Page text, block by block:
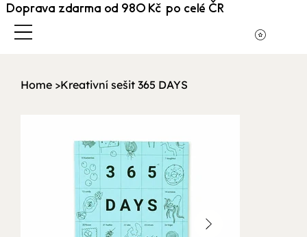
Doprava zdarma od 980 Kč po celé ČR
Home >Kreativní sešit 365 DAYS